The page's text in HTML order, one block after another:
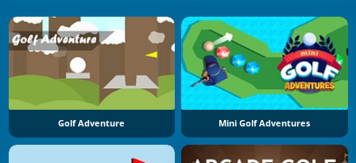
Golf Adventure Mini Golf Adventures